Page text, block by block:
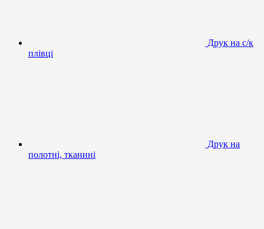
Друк на с/к
плівці
Друк на
полотні, тканині